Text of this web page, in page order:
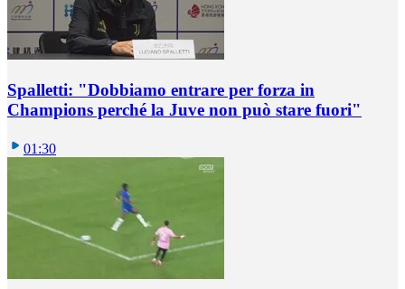
Spalletti: "Dobbiamo entrare per forza in
Champions perché la Juve non può stare fuori"
01:30